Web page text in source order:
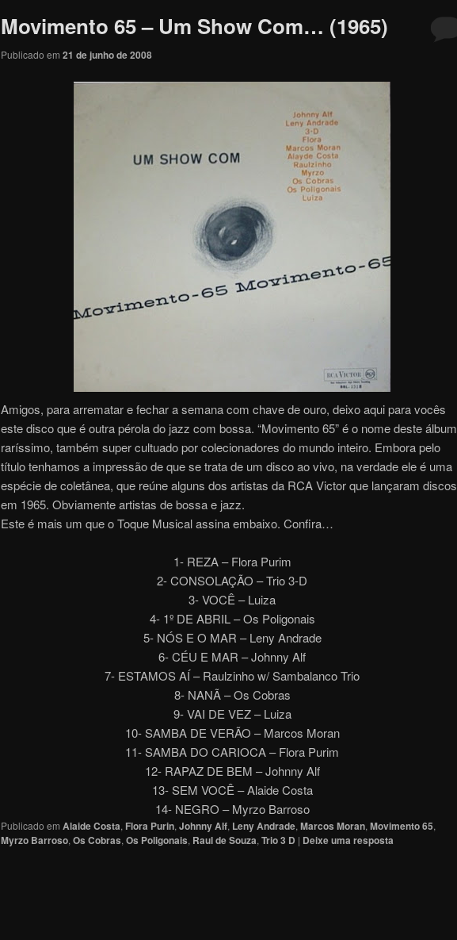
Movimento 65 – Um Show Com… (1965)
Publicado em 21 de junho de 2008
Amigos, para arrematar e fechar a semana com chave de ouro, deixo aqui para vocês
este disco que é outra pérola do jazz com bossa. “Movimento 65” é o nome deste álbum
raríssimo, também super cultuado por colecionadores do mundo inteiro. Embora pelo
título tenhamos a impressão de que se trata de um disco ao vivo, na verdade ele é uma
espécie de coletânea, que reúne alguns dos artistas da RCA Victor que lançaram discos
em 1965. Obviamente artistas de bossa e jazz.
Este é mais um que o Toque Musical assina embaixo. Confira…
1- REZA – Flora Purim
2- CONSOLAÇÃO – Trio 3-D
3- VOCÊ – Luiza
4- 1º DE ABRIL – Os Poligonais
5- NÓS E O MAR – Leny Andrade
6- CÉU E MAR – Johnny Alf
7- ESTAMOS AÍ – Raulzinho w/ Sambalanco Trio
8- NANÃ – Os Cobras
9- VAI DE VEZ – Luiza
10- SAMBA DE VERÃO – Marcos Moran
11- SAMBA DO CARIOCA – Flora Purim
12- RAPAZ DE BEM – Johnny Alf
13- SEM VOCÊ – Alaide Costa
14- NEGRO – Myrzo Barroso
Publicado em Alaide Costa, Flora Purin, Johnny Alf, Leny Andrade, Marcos Moran, Movimento 65,
Myrzo Barroso, Os Cobras, Os Poligonais, Raul de Souza, Trio 3 D | Deixe uma resposta